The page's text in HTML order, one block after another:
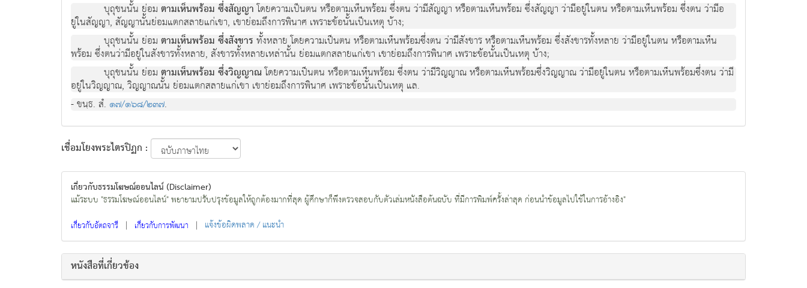
บุถุชนนั้น ยอมตามเห็นพรอม ซึ่งสัญญาโดยความเปนตน หรือตามเห็นพรอม ซึ่งตน วามีสัญญา หรือตามเห็นพรอม ซึ่งสัญญา วามีอยูในตน หรือตามเห็นพรอม ซึ่งตน วามีอ
ยูในสัญญา, สัญญานั้นยอมแตกสลายแกเขา, เขายอมถึงการพินาศ เพราะขอนั้นเปนเหตุ บาง;
บุถุชนนั้น ยอมตามเห็นพรอม ซึ่งสังขาร ทั้งหลาย โดยความเปนตน หรือตามเห็นพรอมซึ่งตน วามีสังขาร หรือตามเห็นพรอม ซึ่งสังขารทั้งหลาย วามีอยูในตน หรือตามเห็น
พรอม ซึ่งตนวามีอยูในสังขารทั้งหลาย, สังขารทั้งหลายเหลานั้น ยอมแตกสลายแกเขา เขายอมถึงการพินาศ เพราะขอนั้นเปนเหตุ บาง;
บุถุชนนั้น ยอมตามเห็นพรอม ซึ่งวิญญาณโดยความเปนตน หรือตามเห็นพรอม ซึ่งตน วามีวิญญาณ หรือตามเห็นพรอมซึ่งวิญญาณ วามีอยูในตน หรือตามเห็นพรอมซึ่งตน วามี
อยูในวิญญาณ, วิญญาณนั้น ยอมแตกสลายแกเขา เขายอมถึงการพินาศ เพราะขอนั้นเปนเหตุ แล.
- ขนฺธ. สํ. ๑๗/๑๖๘/๒๓๗.
เชื่อมโยงพระไตรปิฏก :
เกี่ยวกับธรรมโฆษณ์ออนไลน์ (Disclaimer)
แม้ระบบ "ธรรมโฆษณ์ออนไลน์" พยายามปรับปรุงข้อมูลให้ถูกต้องมากที่สุด ผู้ศึกษาก็พึงตรวจสอบกับตัวเล่มหนังสือต้นฉบับ ที่มีการพิมพ์ครั้งล่าสุด ก่อนนำข้อมูลไปใช้ในการอ้างอิง"
เกี่ยวกับอัตถจารี | เกี่ยวกับการพัฒนา | แจ้งข้อผิดพลาด / แนะนำ
หนังสือที่เกี่ยวข้อง